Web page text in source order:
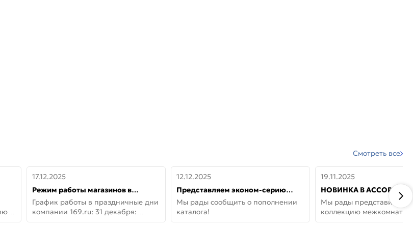
Смотреть все
17.12.2025
Режим работы магазинов в
праздничные дни с 31 декабря по
11 января
График работы в праздничные дни
компании 169.ru: 31 декабря:
Заказы, самовывоз и доставки —
12.12.2025
Представляем эконом-серию
дверей от бренда Portika, где цена
не значит «просто»
Мы рады сообщить о пополнении
каталога!
19.11.2025
НОВИНКА В
ДВЕРИ GLOSSMAT —
НЕОКЛАССИКА И УЮТ
Мы рады представить
коллекцию
GlossMat